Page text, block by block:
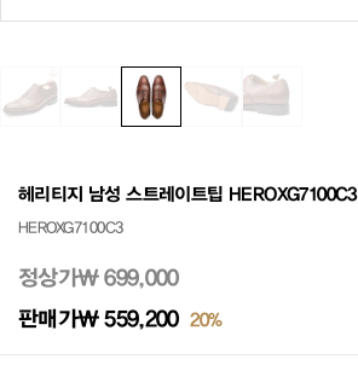
헤리티지 남성 스트레이트팁 HEROXG7100C3
HEROXG7100C3
정상가₩ 699,000
판매가₩ 559,200 20%